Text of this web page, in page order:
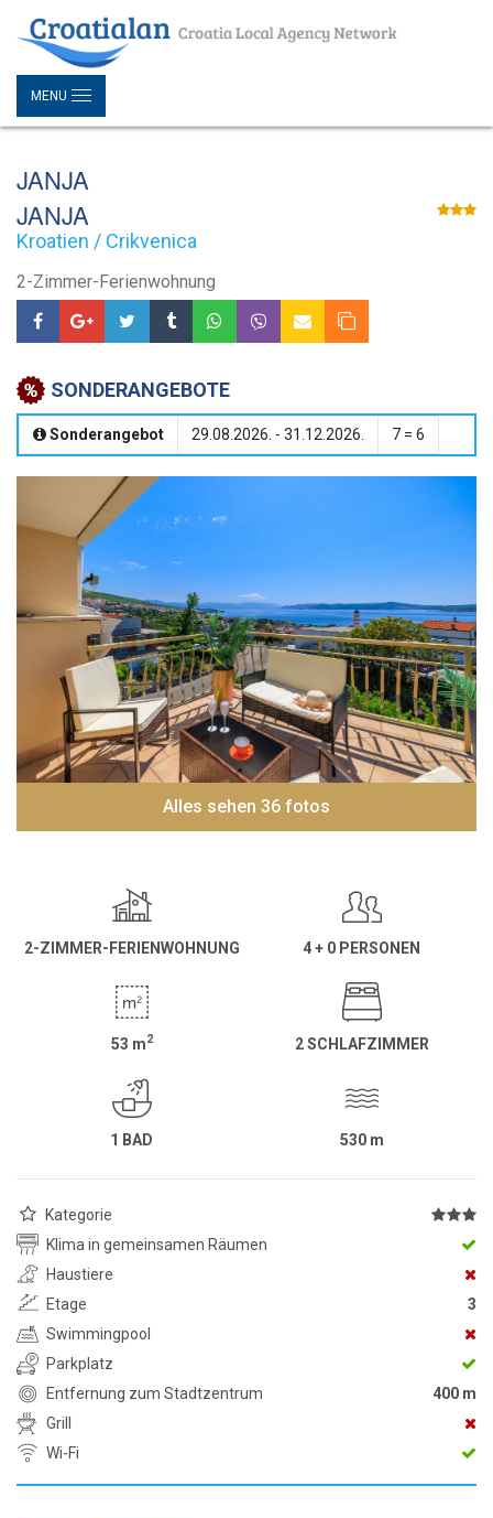
MENU
JANJA
JANJA
Kroatien / Crikvenica
2-Zimmer-Ferienwohnung
SONDERANGEBOTE
Sonderangebot 29.08.2026. - 31.12.2026. 7 = 6
Alles sehen 36 fotos
2-ZIMMER-FERIENWOHNUNG 4 + 0 PERSONEN
53 m2 2 SCHLAFZIMMER
1 BAD 530 m
Kategorie
Klima in gemeinsamen Räumen
Haustiere
Etage
3
Swimmingpool
Parkplatz
Entfernung zum Stadtzentrum
400 m
Grill
Wi-Fi